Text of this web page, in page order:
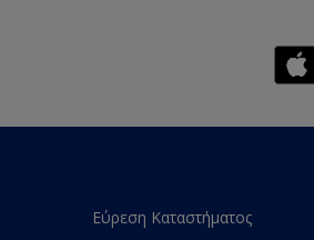
Εύρεση Καταστήματος